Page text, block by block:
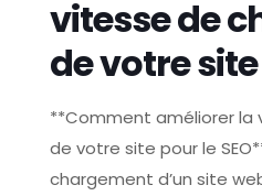
vitesse de
de votre site
**Comment améliorer
de votre site pour le
chargement d’un site